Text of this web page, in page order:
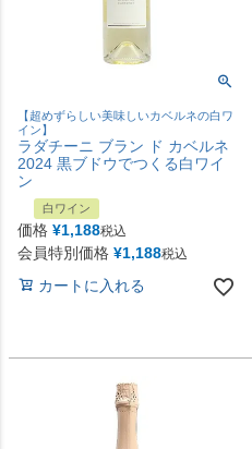
【超めずらしい美味しいカベルネの白ワ
イン】
ラダチーニ ブラン ド カベルネ
2024 黒ブドウでつくる白ワイ
ン
白ワイン
価格 ¥1,188税込
会員特別価格 ¥1,188税込
カートに入れる